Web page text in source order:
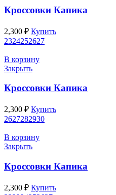
Кроссовки Капика
2,300 ₽ Купить
2324252627
В корзину
Закрыть
Кроссовки Капика
2,300 ₽ Купить
2627282930
В корзину
Закрыть
Кроссовки Капика
2,300 ₽ Купить